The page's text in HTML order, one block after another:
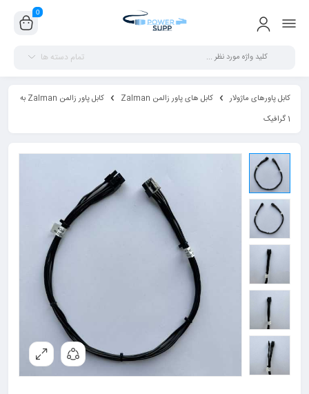
0
تمام دسته ها
کابل پاورهای ماژولار کابل های پاور زالمن Zalman
کابل پاور زالمن Zalman به
1 گرافیک